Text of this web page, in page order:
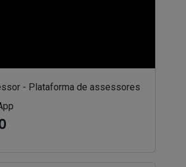
- Plataforma de assessores